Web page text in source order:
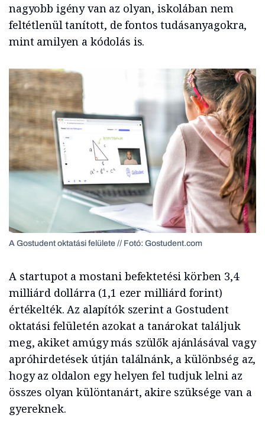
nagyobb igény van az olyan, iskolában nem
feltétlenül tanított, de fontos tudásanyagokra,
mint amilyen a kódolás is.
A Gostudent oktatási felülete // Fotó: Gostudent.com
A startupot a mostani befektetési körben 3,4
milliárd dollárra (1,1 ezer milliárd forint)
értékelték. Az alapítók szerint a Gostudent
oktatási felületén azokat a tanárokat találjuk
meg, akiket amúgy más szülők ajánlásával vagy
apróhirdetések útján találnánk, a különbség az,
hogy az oldalon egy helyen fel tudjuk lelni az
összes olyan különtanárt, akire szüksége van a
gyereknek.